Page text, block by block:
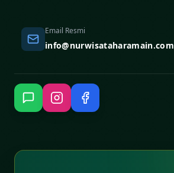
Email Resmi
info@nurwisataharamain.com